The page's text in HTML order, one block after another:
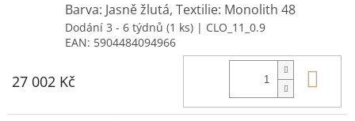
Barva: Jasně žlutá, Textilie: Monolith 48
Dodání 3 - 6 týdnů (1 ks) | CLO_11_0.9
EAN: 5904484094966
27 002 Kč